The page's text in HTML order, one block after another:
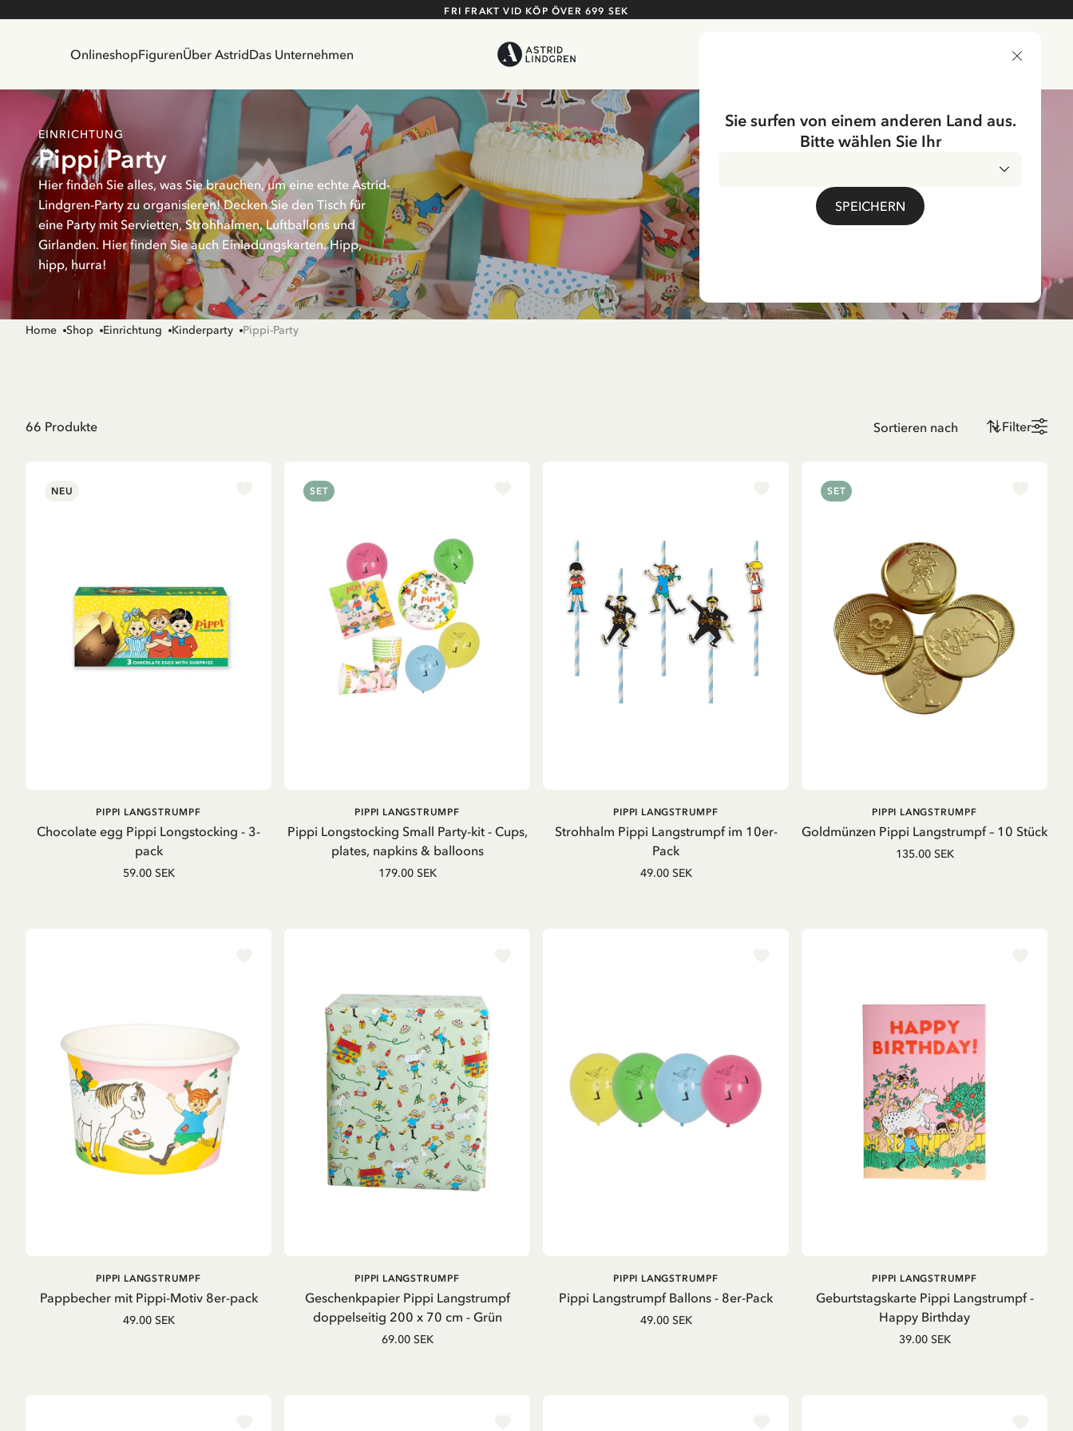
FRI FRAKT VID KÖP ÖVER 699 SEK
OnlineshopFigurenÜber AstridDas Unternehmen
EINRICHTUNG
Pippi Party
Hier finden Sie alles, was Sie brauchen, um eine echte Astrid-
Lindgren-Party zu organisieren! Decken Sie den Tisch für
eine Party mit Servietten, Strohhalmen, Luftballons und
Girlanden. Hier finden Sie auch Einladungskarten. Hipp,
hipp, hurra!
Home Shop Einrichtung Kinderparty Pippi-Party
66 Produkte Filter
NEU
IN DEN WARENKORB
Chocolate egg Pippi Longstocking - 3-
pack
PIPPI LANGSTRUMPF
59.00 SEK
SET
PRODUKT ANSEHEN
Pippi Longstocking Small Party-kit - Cups,
plates, napkins & balloons
PIPPI LANGSTRUMPF
179.00 SEK
IN DEN WARENKORB
Strohhalm Pippi Langstrumpf im 10er-
Pack
PIPPI LANGSTRUMPF
49.00 SEK
SET
PRODUKT ANSEHEN
Goldmünzen Pippi Langstrumpf – 10 Stück
PIPPI LANGSTRUMPF
135.00 SEK
IN DEN WARENKORB
Pappbecher mit Pippi-Motiv 8er-pack
PIPPI LANGSTRUMPF
49.00 SEK
IN DEN WARENKORB
Geschenkpapier Pippi Langstrumpf
doppelseitig 200 x 70 cm - Grün
PIPPI LANGSTRUMPF
69.00 SEK
IN DEN WARENKORB
Pippi Langstrumpf Ballons - 8er-Pack
PIPPI LANGSTRUMPF
49.00 SEK
IN DEN WARENKORB
Geburtstagskarte Pippi Langstrumpf -
Happy Birthday
PIPPI LANGSTRUMPF
39.00 SEK
Sie surfen von einem anderen Land aus.
Bitte wählen Sie Ihr
SPEICHERN